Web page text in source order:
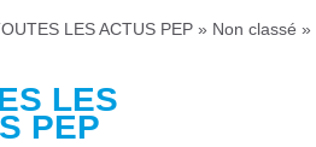
LES ACTUS PEP » Non classé »
LES
PEP